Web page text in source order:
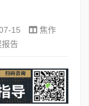
15
焦作
告